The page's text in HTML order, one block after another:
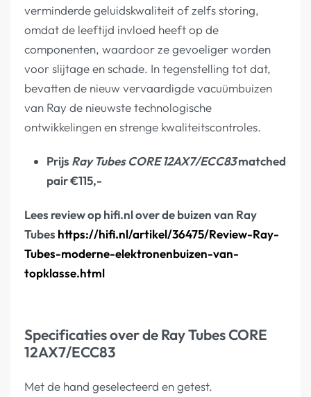
verminderde geluidskwaliteit of zelfs storing,
omdat de leeftijd invloed heeft op de
componenten, waardoor ze gevoeliger worden
voor slijtage en schade. In tegenstelling tot dat,
bevatten de nieuw vervaardigde vacuümbuizen
van Ray de nieuwste technologische
ontwikkelingen en strenge kwaliteitscontroles.
Prijs Ray Tubes CORE 12AX7/ECC83matched
pair €115,-
Lees review op hifi.nl over de buizen van Ray
Tubes https://hifi.nl/artikel/36475/Review-Ray-
Tubes-moderne-elektronenbuizen-van-
topklasse.html
Specificaties over de Ray Tubes CORE
12AX7/ECC83
Met de hand geselecteerd en getest.